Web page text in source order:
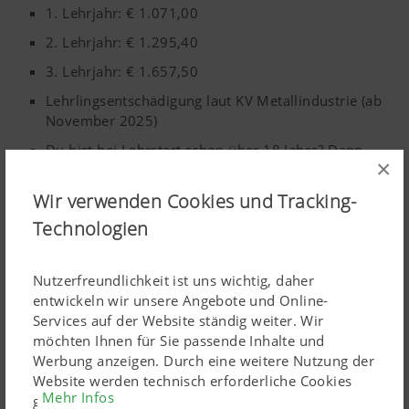
×
Wir verwenden Cookies und Tracking-
Technologien
Nutzerfreundlichkeit ist uns wichtig, daher
entwickeln wir unsere Angebote und Online-
Services auf der Website ständig weiter. Wir
möchten Ihnen für Sie passende Inhalte und
Werbung anzeigen. Durch eine weitere Nutzung der
Website werden technisch erforderliche Cookies
gesetzt. Personenbezogene Google-Marketing-
Mehr Infos
1. Lehrjahr:€ 1.071,00
2. Lehrjahr: € 1.295,40
3. Lehrjahr: € 1.657,50
Lehrlingsentschädigung laut KV Metallindustrie (ab
November 2025)
Du bist bei Lehrstart schon über 18 Jahre? Dann
Lehrlingsentschädigung!
Teilen:
Dein Arbeitsort